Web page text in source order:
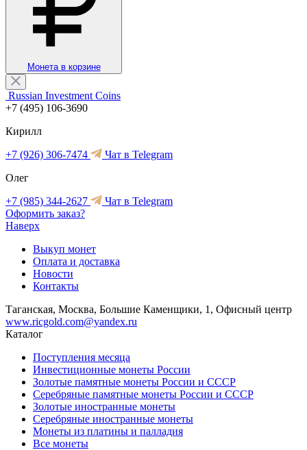
Монета в корзине
Russian Investment Coins
+7 (495) 106-3690
Кирилл
+7 (926) 306-7474
Чат в Telegram
Олег
+7 (985) 344-2627
Чат в Telegram
Оформить заказ?
Наверх
Выкуп монет
Оплата и доставка
Новости
Контакты
Таганская, Москва, Большие Каменщики, 1, Офисный центр
www.ricgold.com@yandex.ru
Каталог
Поступления месяца
Инвестиционные монеты России
Золотые памятные монеты России и СССР
Серебряные памятные монеты России и СССР
Золотые иностранные монеты
Серебряные иностранные монеты
Монеты из платины и палладия
Все монеты